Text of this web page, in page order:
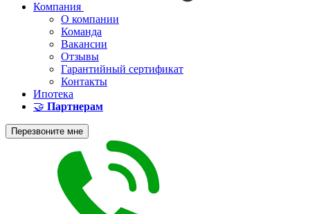
Компания
О компании
Команда
Вакансии
Отзывы
Гарантийный сертификат
Контакты
Ипотека
🤝 Партнерам
Перезвоните мне